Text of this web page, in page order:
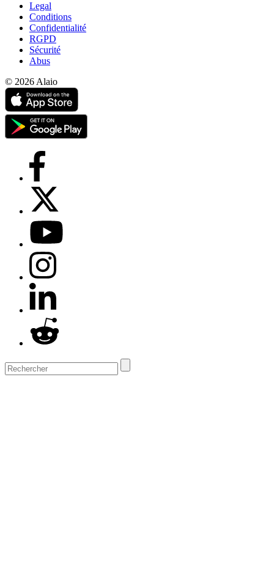
Legal
Conditions
Confidentialité
RGPD
Sécurité
Abus
© 2026 Alaio